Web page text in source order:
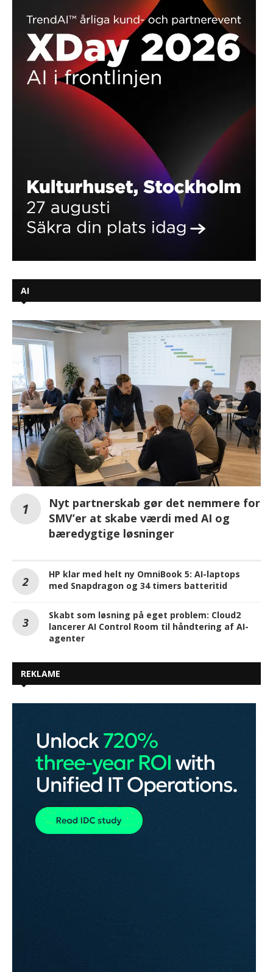
AI
Nyt partnerskab gør det nemmere for
SMV’er at skabe værdi med AI og
bæredygtige løsninger
HP klar med helt ny OmniBook 5: AI-laptops
med Snapdragon og 34 timers batteritid
Skabt som løsning på eget problem: Cloud2
lancerer AI Control Room til håndtering af AI-
agenter
REKLAME